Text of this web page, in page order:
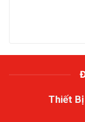
Thiết Bị